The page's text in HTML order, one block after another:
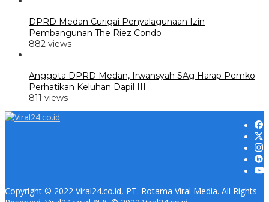
DPRD Medan Curigai Penyalagunaan Izin
Pembangunan The Riez Condo
882 views
Anggota DPRD Medan, Irwansyah SAg Harap Pemko
Perhatikan Keluhan Dapil III
811 views
Copyright © 2022 Viral24.co.id, PT. Rotama Viral Media. All Rights